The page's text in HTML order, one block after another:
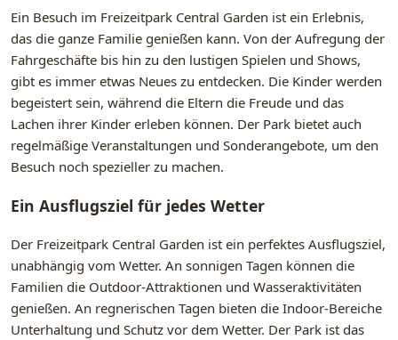
Ein Besuch im Freizeitpark Central Garden ist ein Erlebnis,
das die ganze Familie genießen kann. Von der Aufregung der
Fahrgeschäfte bis hin zu den lustigen Spielen und Shows,
gibt es immer etwas Neues zu entdecken. Die Kinder werden
begeistert sein, während die Eltern die Freude und das
Lachen ihrer Kinder erleben können. Der Park bietet auch
regelmäßige Veranstaltungen und Sonderangebote, um den
Besuch noch spezieller zu machen.
Ein Ausflugsziel für jedes Wetter
Der Freizeitpark Central Garden ist ein perfektes Ausflugsziel,
unabhängig vom Wetter. An sonnigen Tagen können die
Familien die Outdoor-Attraktionen und Wasseraktivitäten
genießen. An regnerischen Tagen bieten die Indoor-Bereiche
Unterhaltung und Schutz vor dem Wetter. Der Park ist das